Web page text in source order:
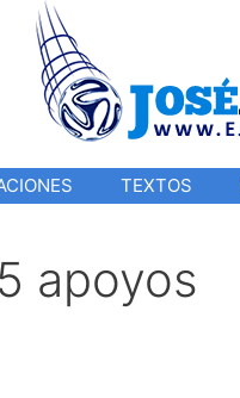
TEXTOS
apoyos